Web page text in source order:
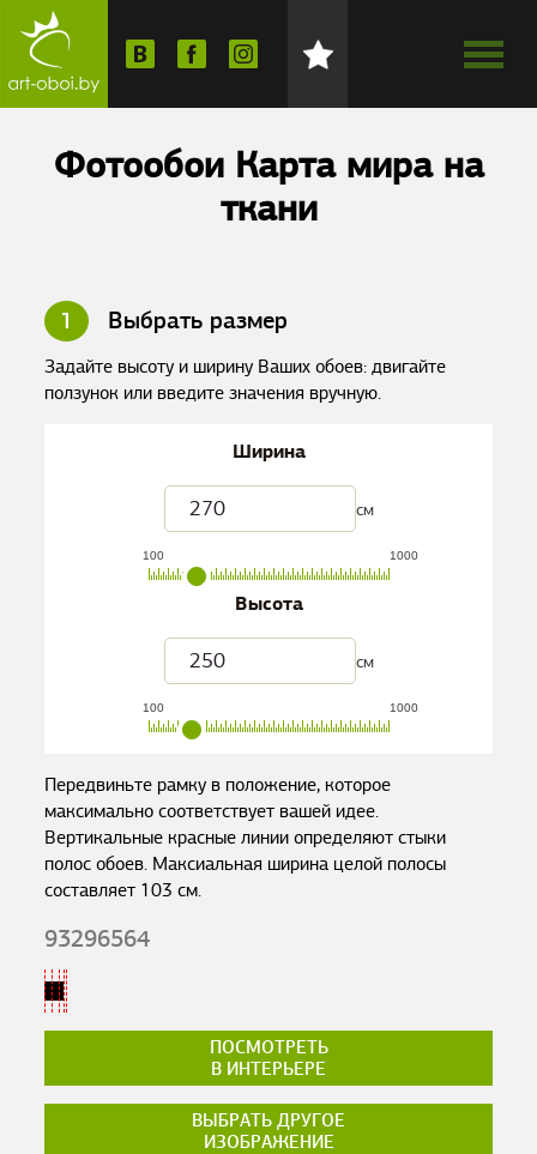
Фотообои Карта мира на
ткани
1 Выбрать размер
Задайте высоту и ширину Ваших обоев: двигайте
ползунок или введите значения вручную.
Ширина
см
100 1000
Высота
см
100 1000
Передвиньте рамку в положение, которое
максимально соответствует вашей идее.
Вертикальные красные линии определяют стыки
полос обоев. Максиальная ширина целой полосы
составляет 103 см.
93296564
ПОСМОТРЕТЬ
В ИНТЕРЬЕРЕ
ВЫБРАТЬ ДРУГОЕ
ИЗОБРАЖЕНИЕ